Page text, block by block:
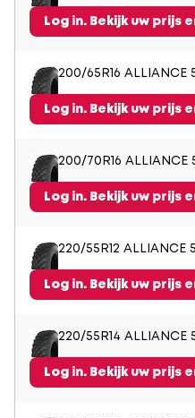
Log in. Bekijk uw prijs
200/65R16 ALLIANCE
Log in. Bekijk uw prijs
200/70R16 ALLIANCE
Log in. Bekijk uw prijs
220/55R12 ALLIANCE
Log in. Bekijk uw prijs
220/55R14 ALLIANCE
Log in. Bekijk uw prijs